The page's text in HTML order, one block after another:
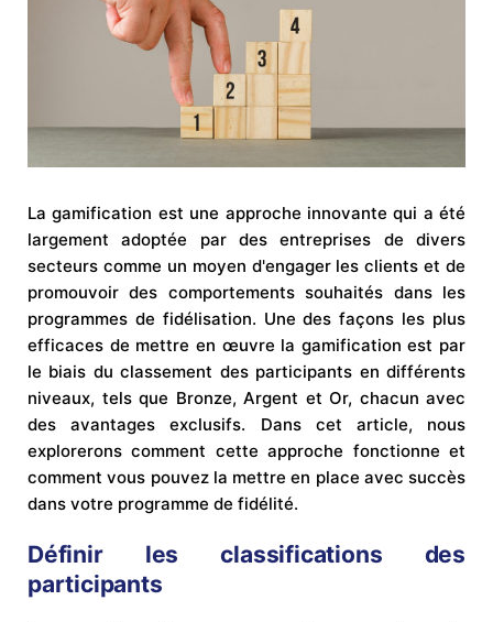
La gamification est une approche innovante qui a été
largement adoptée par des entreprises de divers
secteurs comme un moyen d'engager les clients et de
promouvoir des comportements souhaités dans les
programmes de fidélisation. Une des façons les plus
efficaces de mettre en œuvre la gamification est par
le biais du classement des participants en différents
niveaux, tels que Bronze, Argent et Or, chacun avec
des avantages exclusifs. Dans cet article, nous
explorerons comment cette approche fonctionne et
comment vous pouvez la mettre en place avec succès
dans votre programme de fidélité.
Définir les classifications des
participants